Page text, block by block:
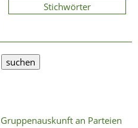
Stichwörter
an Parteien